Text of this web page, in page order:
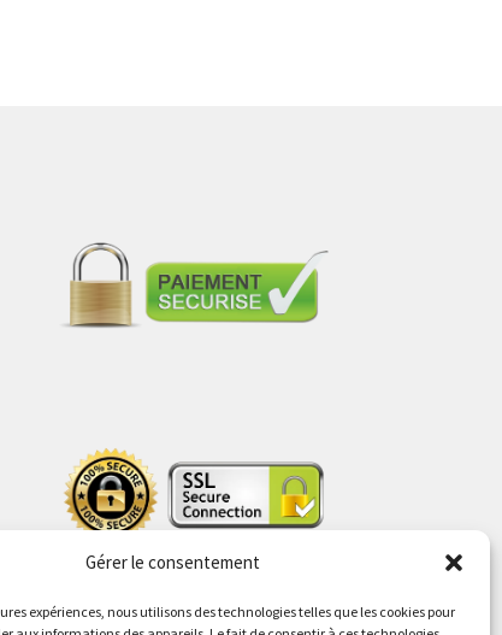
Gérer le consentement
expériences, nous utilisons des technologies telles que les cookies pour